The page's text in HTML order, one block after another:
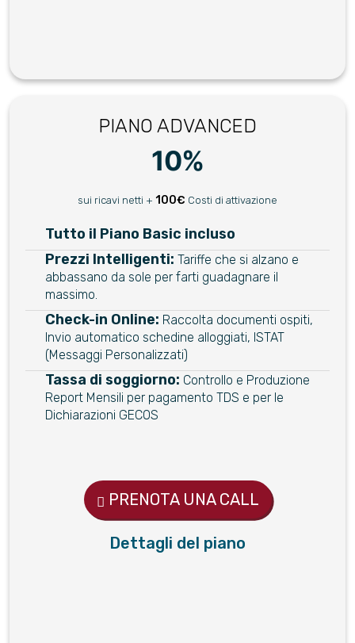
PIANO ADVANCED
10%
sui ricavi netti + 100€ Costi di attivazione
Tutto il Piano Basic incluso
Prezzi Intelligenti: Tariffe che si alzano e
abbassano da sole per farti guadagnare il
massimo.
Check-in Online: Raccolta documenti ospiti,
Invio automatico schedine alloggiati, ISTAT
(Messaggi Personalizzati)
Tassa di soggiorno: Controllo e Produzione
Report Mensili per pagamento TDS e per le
Dichiarazioni GECOS
PRENOTA UNA CALL
Dettagli del piano